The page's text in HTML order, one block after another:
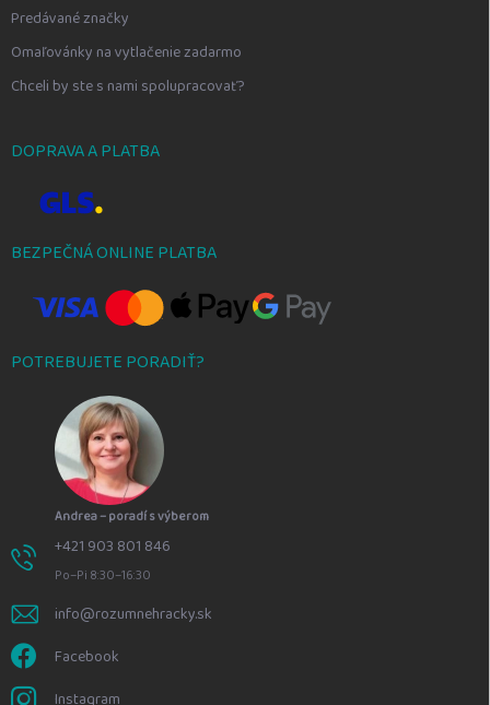
Predávané značky
Omaľovánky na vytlačenie zadarmo
Chceli by ste s nami spolupracovať?
DOPRAVA A PLATBA
BEZPEČNÁ ONLINE PLATBA
POTREBUJETE PORADIŤ?
Andrea – poradí s výberom
+421 903 801 846
Po–Pi 8:30–16:30
info@rozumnehracky.sk
Facebook
Instagram